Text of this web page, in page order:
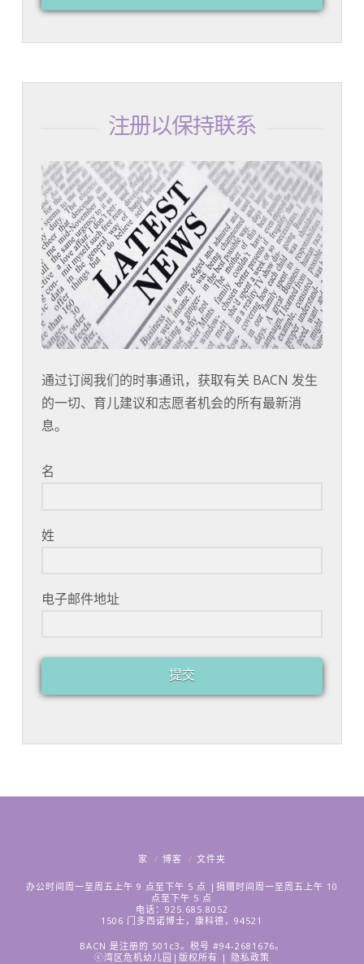
注册以保持联系
通过订阅我们的时事通讯，获取有关 BACN 发生
的一切、育儿建议和志愿者机会的所有最新消
息。
名
姓
电子邮件地址
提交
家 博客 文件夹
办公时间周一至周五上午 9 点至下午 5 点 |捐赠时间周一至周五上午 10
点至下午 5 点
电话：925.685.8052
1506 门多西诺博士，康科德，94521
BACN 是注册的 501c3。税号 #94-2681676。
ⓒ湾区危机幼儿园|版权所有 |
隐私政策